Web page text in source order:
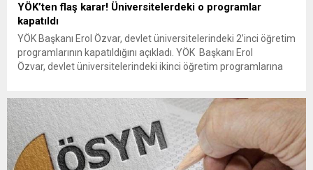
YÖK’ten flaş karar! Üniversitelerdeki o programlar
kapatıldı
YÖK Başkanı Erol Özvar, devlet üniversitelerindeki 2’inci öğretim
programlarının kapatıldığını açıkladı. YÖK Başkanı Erol
Özvar, devlet üniversitelerindeki ikinci öğretim programlarına
yönelik belki de en önemli çalışmamız devlet
üniversitelerimizdeki ikinci öğretim programlarının kapatılması
olmuştur. Vakıf üniversitelerinde, devlette olduğu gibi, ikinci...